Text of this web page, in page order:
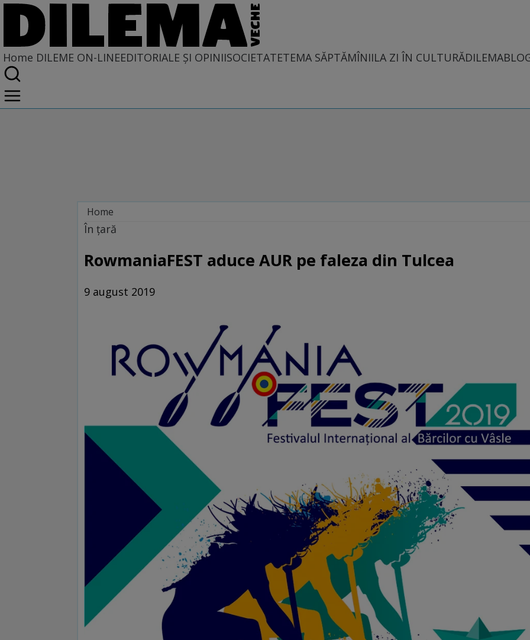
Home DILEME ON-LINEEDITORIALE ȘI OPINIISOCIETATETEMA SĂPTĂMÎNIILA ZI ÎN CULTURĂ
Home
Dileme on-line
În țară
RowmaniaFEST aduce AUR pe faleza din Tulcea
9 august 2019